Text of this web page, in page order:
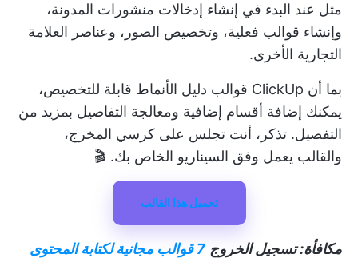
مثل عند البدء في إنشاء إدخالات منشورات المدونة،
وإنشاء قوالب فعلية، وتخصيص الصور، وعناصر العلامة
التجارية الأخرى.
بما أن ClickUp قوالب دليل الأنماط قابلة للتخصيص،
يمكنك إضافة أقسام إضافية ومعالجة التفاصيل بمزيد من
التفصيل. تذكر، أنت تجلس على كرسي المخرج،
والقالب يعمل وفق السيناريو الخاص بك. 🎬
تحميل هذا القالب
مكافأة: تسجيل الخروج
7 قوالب مجانية لكتابة المحتوى